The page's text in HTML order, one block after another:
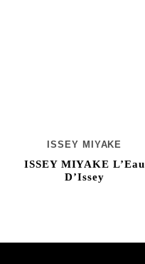
ISSEY MIYAKE
ISSEY MIYAKE L’Eau
D’Issey